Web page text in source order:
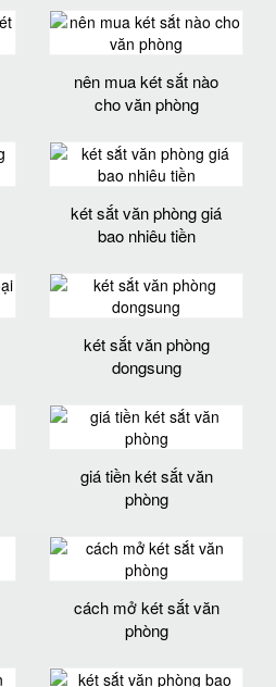
nên mua két sắt nào
cho văn phòng
két sắt văn phòng giá
bao nhiêu tiền
két sắt văn phòng
dongsung
giá tiền két sắt văn
phòng
cách mở két sắt văn
phòng